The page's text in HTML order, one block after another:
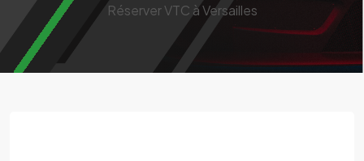
Réserver VTC à Versailles